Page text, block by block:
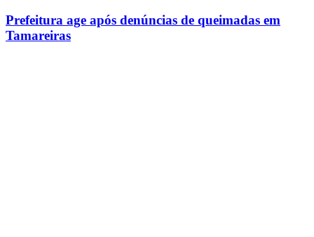
Prefeitura age após denúncias de queimadas em
Tamareiras